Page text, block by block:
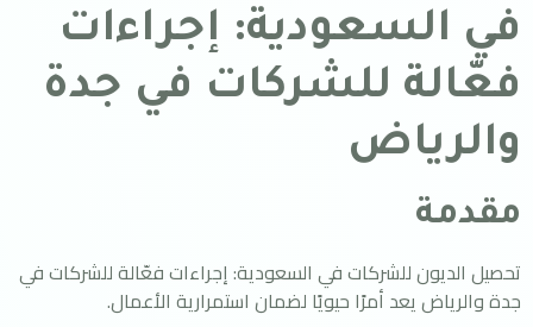
في السعودية: إجراءات
فعّالة للشركات في جدة
والرياض
مقدمة
تحصيل الديون للشركات في السعودية: إجراءات فعّالة للشركات في
جدة والرياض يعد أمرًا حيويًا لضمان استمرارية الأعمال.